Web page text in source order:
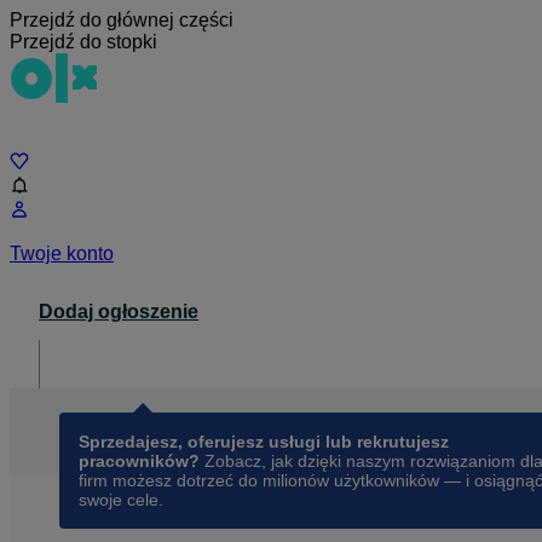
Przejdź do głównej części
Przejdź do stopki
Twoje konto
Dodaj ogłoszenie
Sprzedajesz, oferujesz usługi lub rekrutujesz
pracowników? Zobacz, jak dzięki naszym rozwiązaniom dla
firm możesz dotrzeć do milionów użytkowników — i osiągnąć
swoje cele.